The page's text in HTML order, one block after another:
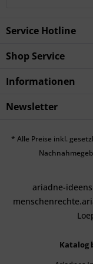
Service Hotline
Shop Service
Informationen
Newsletter
* Alle Preise inkl.
ariadne-
Katalog